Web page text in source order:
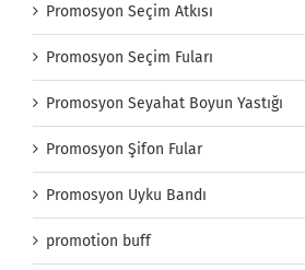
Promosyon Seçim Atkısı
Promosyon Seçim Fuları
Promosyon Seyahat Boyun Yastığı
Promosyon Şifon Fular
Promosyon Uyku Bandı
promotion buff